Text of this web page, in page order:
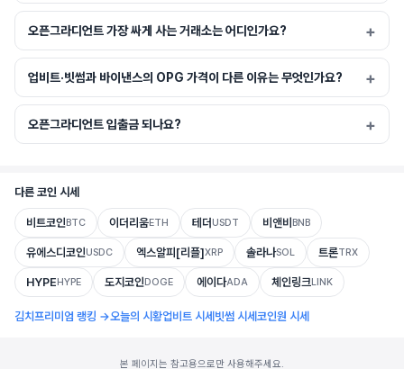
오픈그라디언트 가장 싸게 사는 거래소는 어디인가요?
업비트·빗썸과 바이낸스의 OPG 가격이 다른 이유는 무엇인가요?
오픈그라디언트 입출금 되나요?
다른 코인 시세
비트코인BTC 이더리움ETH 테더USDT 비앤비 BNB
유에스디코인USDC 엑스알피[리플]XRP 솔라나SOL 트론TRX
HYPEHYPE 도지코인DOGE 에이다ADA 체인링크LINK
김치프리미엄 랭킹 →오늘의 시황업비트 시세 빗썸 시세 코인원 시세
본 페이지는 참고용으로만 사용해주세요.